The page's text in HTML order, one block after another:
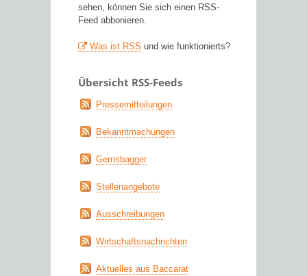
sehen, können Sie sich einen RSS-
Feed abbonieren.
Was ist RSS und wie funktionierts?
Übersicht RSS-Feeds
Pressemitteilungen
Bekanntmachungen
Gernsbagger
Stellenangebote
Ausschreibungen
Wirtschaftsnachrichten
Aktuelles aus Baccarat